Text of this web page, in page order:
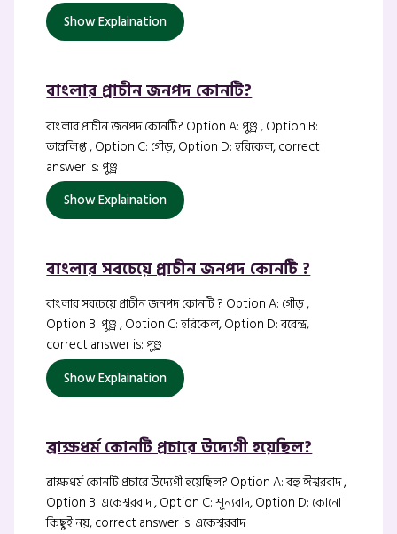
Show Explaination
বাংলার প্রাচীন জনপদ কোনটি?
বাংলার প্রাচীন জনপদ কোনটি? Option A: পুণ্ড্র , Option B:
তাম্রলিপ্ত , Option C: গৌড়, Option D: হরিকেল, correct
answer is: পুণ্ড্র
Show Explaination
বাংলার সবচেয়ে প্রাচীন জনপদ কোনটি ?
বাংলার সবচেয়ে প্রাচীন জনপদ কোনটি ? Option A: গৌড় ,
Option B: পুণ্ড্র , Option C: হরিকেল, Option D: বরেন্দ্র,
correct answer is: পুণ্ড্র
Show Explaination
ব্রাক্ষধর্ম কোনটি প্রচারে উদ্যেগী হয়েছিল?
ব্রাক্ষধর্ম কোনটি প্রচারে উদ্যেগী হয়েছিল? Option A: বহু ঈশ্বরবাদ ,
Option B: একেশ্বরবাদ , Option C: শূন্যবাদ, Option D: কোনো
কিছুই নয়, correct answer is: একেশ্বরবাদ